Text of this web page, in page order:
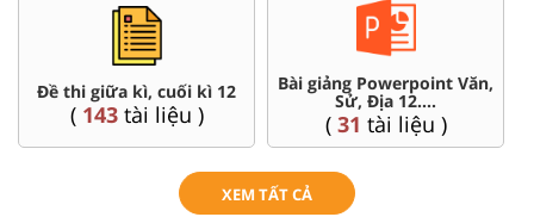
Đề thi giữa kì, cuối kì 12
( 143tài liệu )
Bài giảng Powerpoint Văn,
Sử, Địa 12....
( 31 tài liệu )
XEM TẤT CẢ